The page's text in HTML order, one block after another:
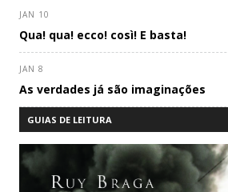
JAN 10
Qua! qua! ecco! così! E basta!
JAN 8
As verdades já são imaginações
GUIAS DE LEITURA